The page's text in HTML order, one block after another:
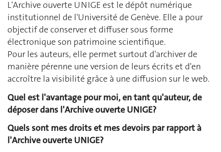
L'Archive ouverte UNIGE est le dépôt numérique
institutionnel de l'Université de Genève. Elle a pour
objectif de conserver et diffuser sous forme
électronique son patrimoine scientifique.
Pour les auteurs, elle permet surtout d'archiver de
manière pérenne une version de leurs écrits et d'en
accroître la visibilité grâce à une diffusion sur le web.
Quel est l'avantage pour moi, en tant qu'auteur, de
déposer dans l'Archive ouverte UNIGE?
Quels sont mes droits et mes devoirs par rapport à
l'Archive ouverte UNIGE?